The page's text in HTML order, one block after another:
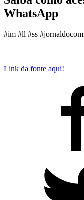
WhatsApp
#im #ll #ss
Link da fonte aqui!